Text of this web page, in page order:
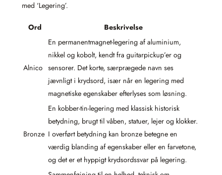
med ‘Legering’.
Ord Beskrivelse
Alnico
En permanentmagnet-legering af aluminium,
nikkel og kobolt, kendt fra guitarpickup’er og
sensorer. Det korte, særprægede navn ses
jævnligt i krydsord, især når en legering med
magnetiske egenskaber efterlyses som løsning.
Bronze
En kobber-tin-legering med klassisk historisk
betydning, brugt til våben, statuer, lejer og klokker.
I overført betydning kan bronze betegne en
værdig blanding af egenskaber eller en farvetone,
og det er et hyppigt krydsordssvar på legering.